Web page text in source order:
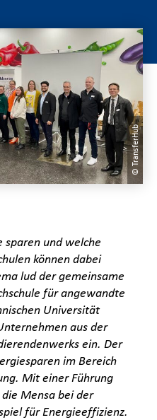
© TransferHub
sparen und welche
können dabei
lud der gemeinsame
für angewandte
Universität
aus der
ein. Der
im Bereich
Mit einer Führung
Mensa bei der
für Energieeffizienz.